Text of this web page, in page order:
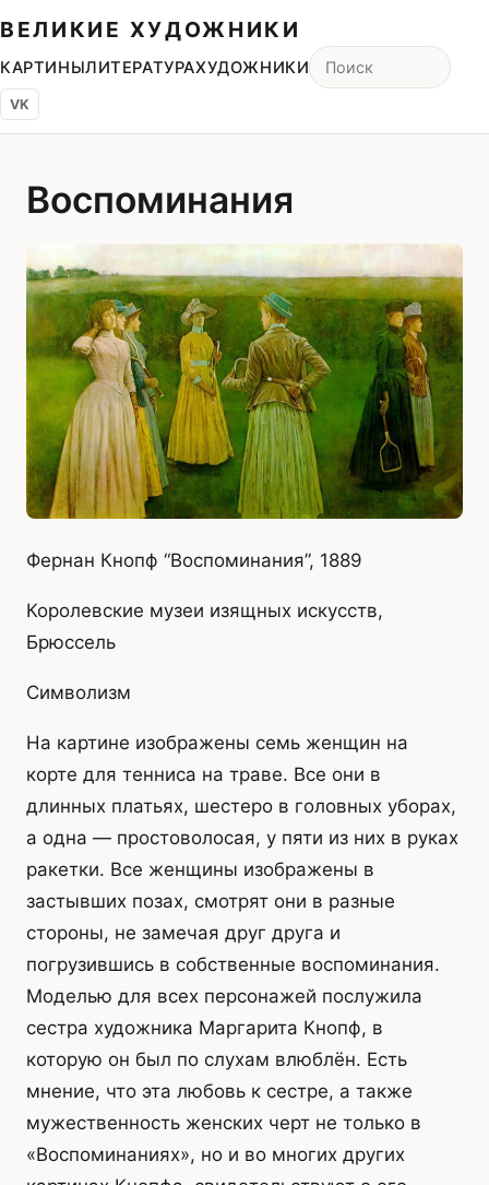
ВЕЛИКИЕ ХУДОЖНИКИ
КАРТИНЫЛИТЕРАТУРАХУДОЖНИКИ
VK
Воспоминания
Фернан Кнопф “Воспоминания”, 1889
Королевские музеи изящных искусств,
Брюссель
Символизм
На картине изображены семь женщин на
корте для тенниса на траве. Все они в
длинных платьях, шестеро в головных уборах,
а одна — простоволосая, у пяти из них в руках
ракетки. Все женщины изображены в
застывших позах, смотрят они в разные
стороны, не замечая друг друга и
погрузившись в собственные воспоминания.
Моделью для всех персонажей послужила
сестра художника Маргарита Кнопф, в
которую он был по слухам влюблён. Есть
мнение, что эта любовь к сестре, а также
мужественность женских черт не только в
«Воспоминаниях», но и во многих других